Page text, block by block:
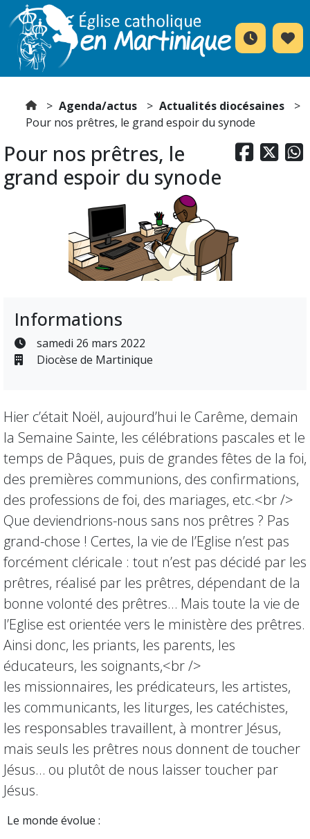
Agenda/actus
Actualités diocésaines
Pour nos prêtres, le grand espoir du synode
  
Pour nos prêtres, le
grand espoir du synode
Informations
samedi 26 mars 2022
Diocèse de Martinique
Hier c’était Noël, aujourd’hui le Carême, demain
la Semaine Sainte, les célébrations pascales et le
temps de Pâques, puis de grandes fêtes de la foi,
des premières communions, des confirmations,
des professions de foi, des mariages, etc.<br />
Que deviendrions-nous sans nos prêtres ? Pas
grand-chose ! Certes, la vie de l’Eglise n’est pas
forcément cléricale : tout n’est pas décidé par les
prêtres, réalisé par les prêtres, dépendant de la
bonne volonté des prêtres… Mais toute la vie de
l’Eglise est orientée vers le ministère des prêtres.
Ainsi donc, les priants, les parents, les
éducateurs, les soignants,<br />
les missionnaires, les prédicateurs, les artistes,
les communicants, les liturges, les catéchistes,
les responsables travaillent, à montrer Jésus,
mais seuls les prêtres nous donnent de toucher
Jésus… ou plutôt de nous laisser toucher par
Jésus.
Le monde évolue :